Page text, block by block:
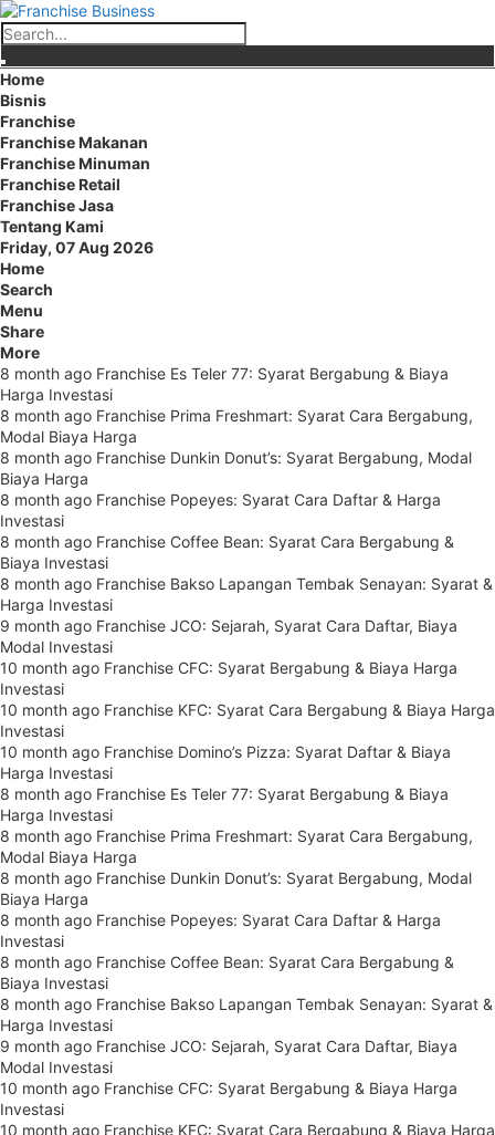
Home
Bisnis
Franchise
Franchise Makanan
Franchise Minuman
Franchise Retail
Franchise Jasa
Tentang Kami
Friday, 07 Aug 2026
Home
Search
Menu
Share
More
8 month ago Franchise Es Teler 77: Syarat Bergabung & Biaya
Harga Investasi
8 month ago Franchise Prima Freshmart: Syarat Cara Bergabung,
Modal Biaya Harga
8 month ago Franchise Dunkin Donut’s: Syarat Bergabung, Modal
Biaya Harga
8 month ago Franchise Popeyes: Syarat Cara Daftar & Harga
Investasi
8 month ago Franchise Coffee Bean: Syarat Cara Bergabung &
Biaya Investasi
8 month ago Franchise Bakso Lapangan Tembak Senayan: Syarat &
Harga Investasi
9 month ago Franchise JCO: Sejarah, Syarat Cara Daftar, Biaya
Modal Investasi
10 month ago Franchise CFC: Syarat Bergabung & Biaya Harga
Investasi
10 month ago Franchise KFC: Syarat Cara Bergabung & Biaya Harga
Investasi
10 month ago Franchise Domino’s Pizza: Syarat Daftar & Biaya
Harga Investasi
8 month ago Franchise Es Teler 77: Syarat Bergabung & Biaya
Harga Investasi
8 month ago Franchise Prima Freshmart: Syarat Cara Bergabung,
Modal Biaya Harga
8 month ago Franchise Dunkin Donut’s: Syarat Bergabung, Modal
Biaya Harga
8 month ago Franchise Popeyes: Syarat Cara Daftar & Harga
Investasi
8 month ago Franchise Coffee Bean: Syarat Cara Bergabung &
Biaya Investasi
8 month ago Franchise Bakso Lapangan Tembak Senayan: Syarat &
Harga Investasi
9 month ago Franchise JCO: Sejarah, Syarat Cara Daftar, Biaya
Modal Investasi
10 month ago Franchise CFC: Syarat Bergabung & Biaya Harga
Investasi
10 month ago Franchise KFC: Syarat Cara Bergabung & Biaya Harga